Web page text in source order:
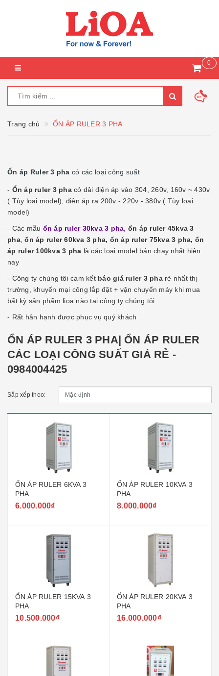
0
Trang chủ ỔN ÁP RULER 3 PHA
Ổn áp Ruler 3 pha có các loại công suất
- Ổn áp ruler 3 phacó dải điện áp vào 304, 260v, 160v ~ 430v
( Tùy loại model), điện áp ra 200v - 220v - 380v ( Tùy loại
model)
- Các mẫu ổn áp ruler 30kva 3 pha ổn áp ruler 45kva 3
pha,ổn áp ruler 60kva 3 pha, ổn áp ruler 75kva 3 pha, ổn
áp ruler 100kva 3 pha là các loại model bán chạy nhất hiện
nay
- Công ty chúng tôi cam kết báo giá ruler 3 pharẻ nhất thị
trường, khuyến mại công lắp đặt + vận chuyển máy khi mua
bất kỳ sản phẩm lioa nào tại công ty chúng tôi
- Rất hân hạnh được phục vụ quý khách
ỔN ÁP RULER 3 PHA| ỔN ÁP RULER
CÁC LOẠI CÔNG SUẤT GIÁ RẺ -
0984004425
Sắp xếp theo:
ỔN ÁP RULER 6KVA 3
PHA
6.000.000₫
ỔN ÁP RULER 10KVA 3
PHA
8.000.000₫
ỔN ÁP RULER 15KVA 3
PHA
10.500.000₫
ỔN ÁP RULER 20KVA 3
PHA
16.000.000₫